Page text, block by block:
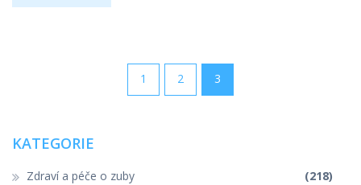
1 2 3
KATEGORIE
Zdraví a péče o zuby (218)